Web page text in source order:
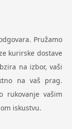
Pružamo
kurirske dostave
na izbor, vaši
na vaš prag.
rukovanje vašim
iskustvu.